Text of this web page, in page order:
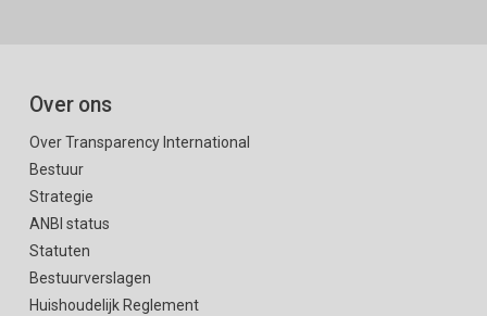
Over ons
Over Transparency International
Bestuur
Strategie
ANBI status
Statuten
Bestuurverslagen
Huishoudelijk Reglement